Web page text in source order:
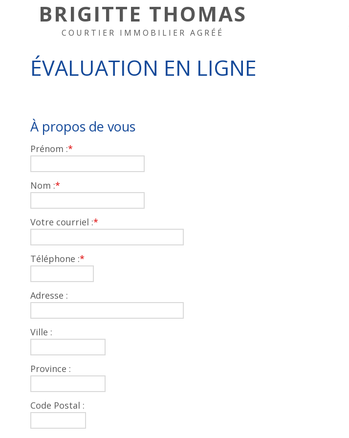
BRIGITTE THOMAS
COURTIER IMMOBILIER AGRÉÉ
ÉVALUATION EN LIGNE
À propos de vous
Prénom :*
Nom :*
Votre courriel :*
Téléphone :*
Adresse :
Ville :
Province :
Code Postal :